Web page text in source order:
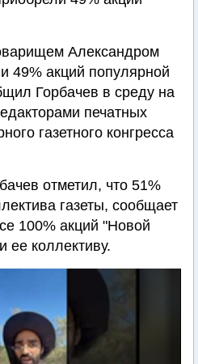
Александром
49% акций популярной
Горбачев в среду на
печатных
газетного конгресса
отметил, что 51%
газеты, сообщает
100% акций "Новой
ее коллективу.